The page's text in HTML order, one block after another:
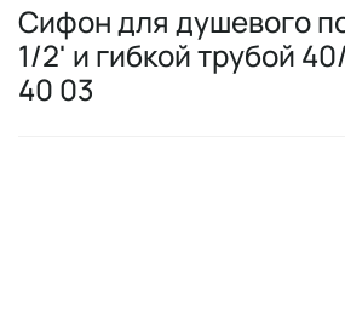
Сифон для душевого
1/2' и гибкой трубой
40 03